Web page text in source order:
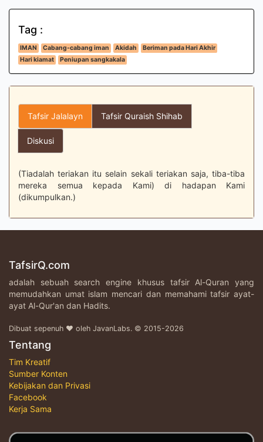
Tag :
IMAN Cabang-cabang iman Akidah
Beriman pada Hari Akhir
Hari kiamat
Peniupan sangkakala
Tafsir Jalalayn Tafsir Quraish Shihab
Diskusi
(Tiadalah teriakan itu selain sekali teriakan saja, tiba-tiba
mereka semua kepada Kami) di hadapan Kami
(dikumpulkan.)
TafsirQ.com
adalah sebuah search engine khusus tafsir Al-Quran yang
memudahkan umat islam mencari dan memahami tafsir ayat-
ayat Al-Qur'an dan Hadits.
Dibuat sepenuh ♥ oleh JavanLabs. © 2015-2026
Tentang
Tim Kreatif
Sumber Konten
Kebijakan dan Privasi
Facebook
Kerja Sama